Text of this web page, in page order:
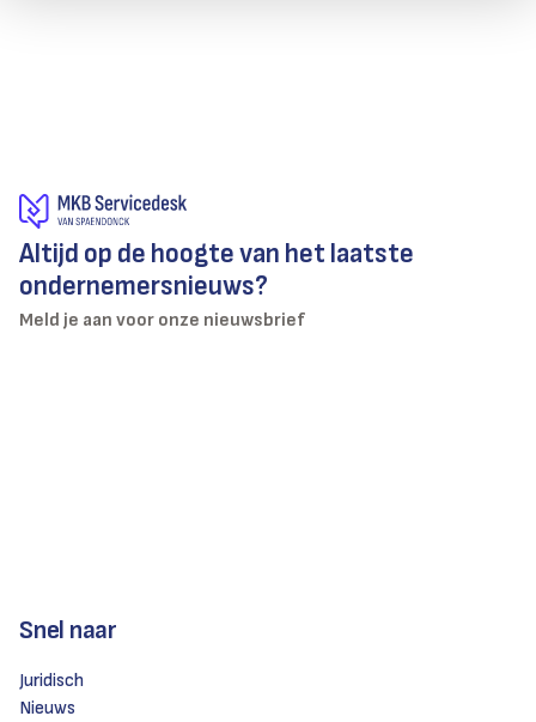
Altijd op de hoogte van het laatste
ondernemersnieuws?
Meld je aan voor onze nieuwsbrief
Snel naar
Juridisch
Nieuws